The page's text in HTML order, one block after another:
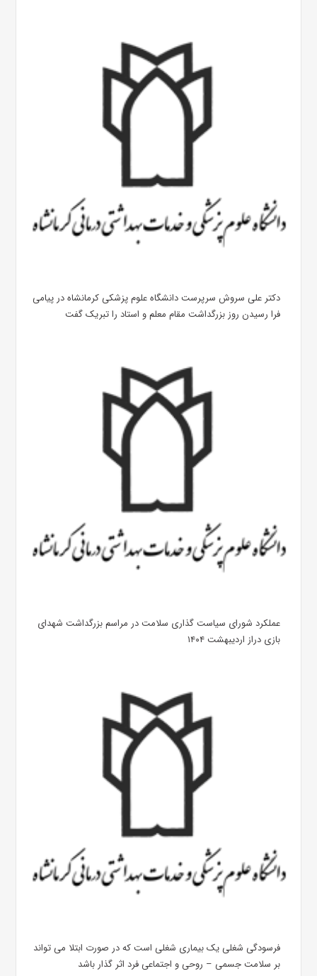
دکتر علی سروش سرپرست دانشگاه علوم پزشکی کرمانشاه در پیامی
فرا رسیدن روز بزرگداشت مقام معلم و استاد را تبریک گفت
عملکرد شورای سیاست گذاری سلامت در مراسم بزرگداشت شهدای
بازی دراز اردیبهشت ۱۴۰۴
فرسودگی شغلی یک بیماری شغلی است که در صورت ابتلا می تواند
بر سلامت جسمی – روحی و اجتماعی فرد اثر گذار باشد